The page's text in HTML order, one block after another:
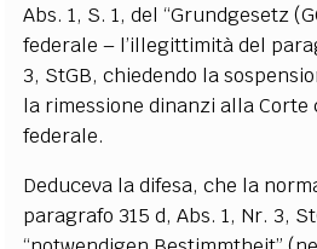
Abs. 1, S. 1, del “Grundgesetz
federale – l’illegittimità del
3, StGB, chiedendo la
la rimessione dinanzi alla
federale.
Deduceva la difesa, che la
paragrafo 315 d, Abs. 1, Nr. 3,